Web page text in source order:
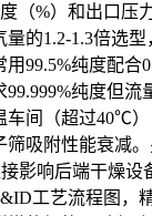
度（%）和出口压
量的1.2-1.3倍选
99.5%纯度配合
纯度但流
车间（超过40℃
筛吸附性能衰减
影响后端干燥设
工艺流程图，